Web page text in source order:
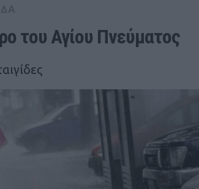
του Αγίου Πνεύματος